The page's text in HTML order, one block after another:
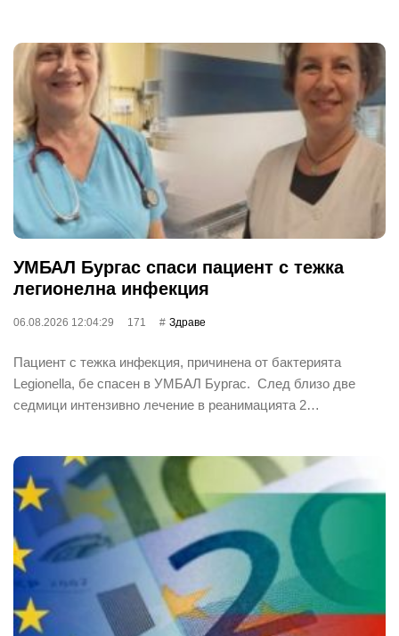
УМБАЛ Бургас спаси пациент с тежка
легионелна инфекция
06.08.2026 12:04:29 171 Здраве
Пациент с тежка инфекция, причинена от бактерията
Legionella, бе спасен в УМБАЛ Бургас. След близо две
седмици интензивно лечение в реанимацията 2…